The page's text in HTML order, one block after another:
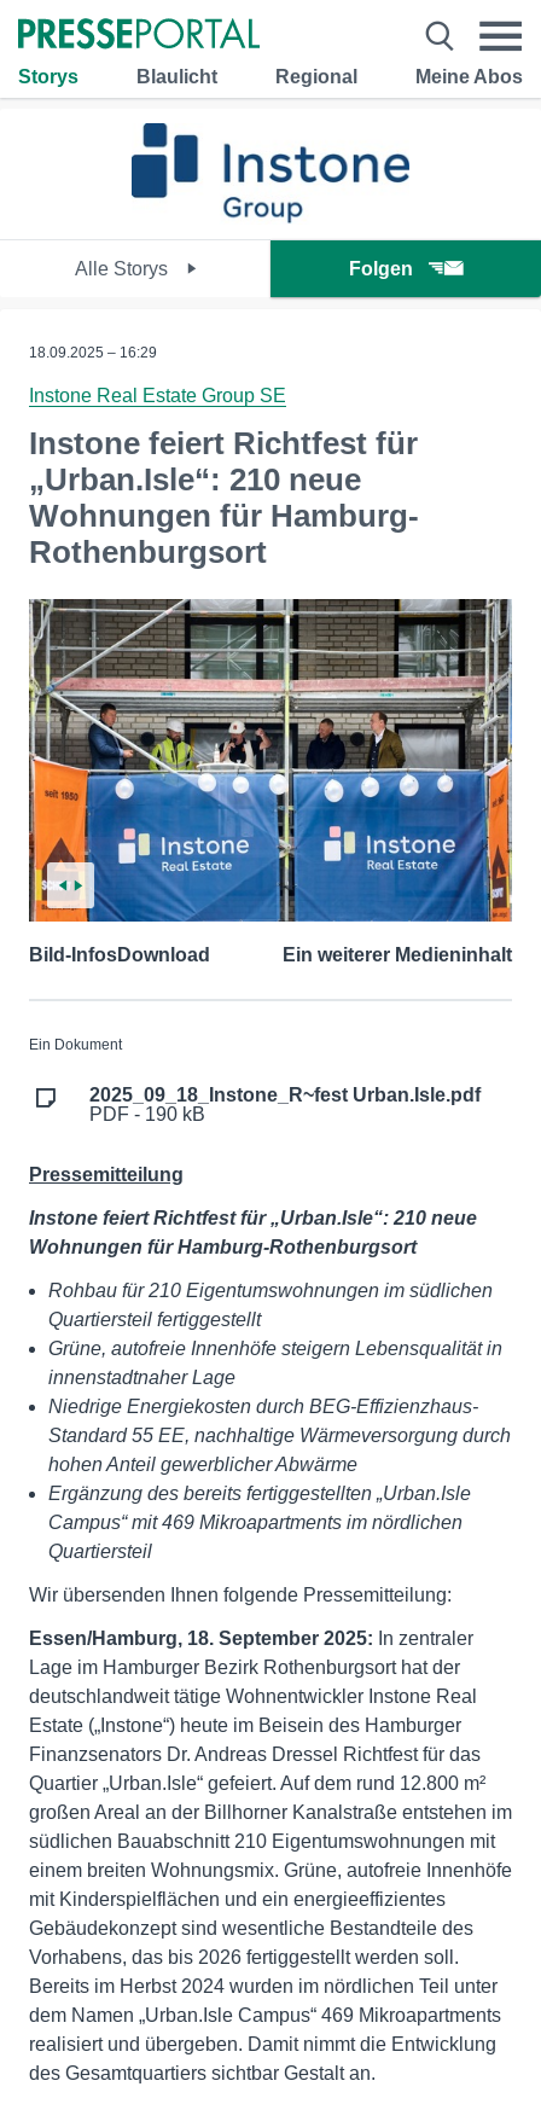
Storys Blaulicht Regional Meine Abos
Alle Storys Folgen
18.09.2025 – 16:29
Instone Real Estate Group SE
Instone feiert Richtfest für
„Urban.Isle“: 210 neue
Wohnungen für Hamburg-
Rothenburgsort
Bild-InfosDownload Ein weiterer Medieninhalt
Ein Dokument
2025_09_18_Instone_R~fest Urban.Isle.pdf
PDF - 190 kB
Pressemitteilung
Instone feiert Richtfest für „Urban.Isle“: 210 neue
Wohnungen für Hamburg-Rothenburgsort
Rohbau für 210 Eigentumswohnungen im südlichen
Quartiersteil fertiggestellt
Grüne, autofreie Innenhöfe steigern Lebensqualität in
innenstadtnaher Lage
Niedrige Energiekosten durch BEG-Effizienzhaus-
Standard 55 EE, nachhaltige Wärmeversorgung durch
hohen Anteil gewerblicher Abwärme
Ergänzung des bereits fertiggestellten „Urban.Isle
Campus“ mit 469 Mikroapartments im nördlichen
Quartiersteil
Wir übersenden Ihnen folgende Pressemitteilung:
Essen/Hamburg, 18. September 2025: In zentraler
Lage im Hamburger Bezirk Rothenburgsort hat der
deutschlandweit tätige Wohnentwickler Instone Real
Estate („Instone“) heute im Beisein des Hamburger
Finanzsenators Dr. Andreas Dressel Richtfest für das
Quartier „Urban.Isle“ gefeiert. Auf dem rund 12.800 m²
großen Areal an der Billhorner Kanalstraße entstehen im
südlichen Bauabschnitt 210 Eigentumswohnungen mit
einem breiten Wohnungsmix. Grüne, autofreie Innenhöfe
mit Kinderspielflächen und ein energieeffizientes
Gebäudekonzept sind wesentliche Bestandteile des
Vorhabens, das bis 2026 fertiggestellt werden soll.
Bereits im Herbst 2024 wurden im nördlichen Teil unter
dem Namen „Urban.Isle Campus“ 469 Mikroapartments
realisiert und übergeben. Damit nimmt die Entwicklung
des Gesamtquartiers sichtbar Gestalt an.